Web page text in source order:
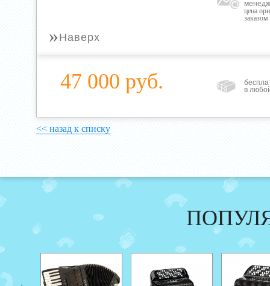
цена
заказом
» Наверх
47 000 руб.
в
<< назад к списку